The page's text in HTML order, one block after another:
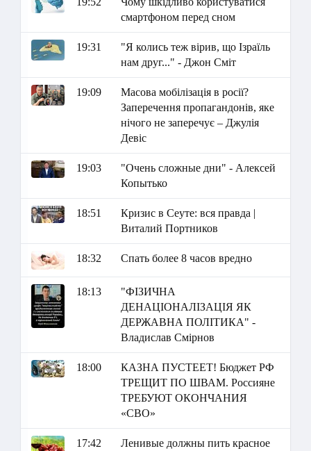
смартфоном перед сном
19:31
"Я колись теж вірив, що Ізраїль
нам друг..." - Джон Сміт
19:09
Масова мобілізація в росії?
Заперечення пропагандонів, яке
нічого не заперечує – Джулія
Девіс
19:03
"Очень сложные дни" - Алексей
Копытько
18:51
Кризис в Сеуте: вся правда |
Виталий Портников
18:32 Спать более 8 часов вредно
18:13
"ФІЗИЧНА
ДЕНАЦІОНАЛІЗАЦІЯ ЯК
ДЕРЖАВНА ПОЛІТИКА" -
Владислав Смірнов
18:00
КАЗНА ПУСТЕЕТ! Бюджет РФ
ТРЕЩИТ ПО ШВАМ. Россияне
ТРЕБУЮТ ОКОНЧАНИЯ
«СВО»
17:42
Ленивые должны пить красное